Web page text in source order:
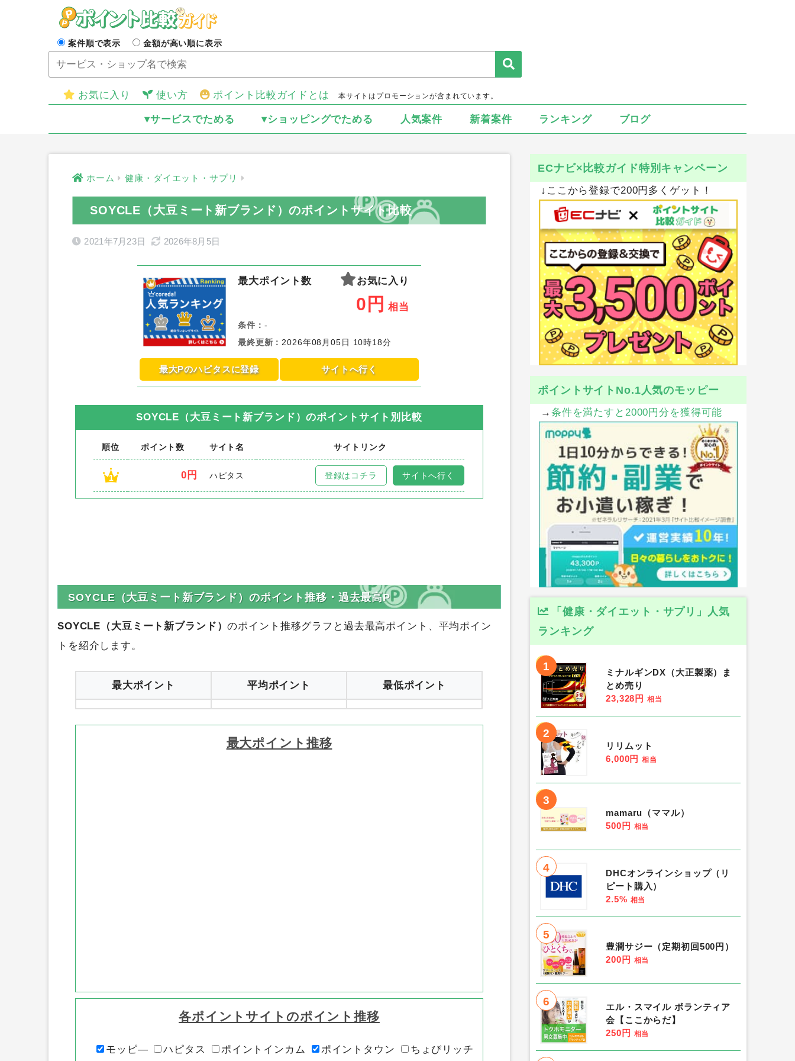
案件順で表示 金額が高い順に表示
お気に入り 使い方 ポイント比較ガイドとは 本サイトはプロモーションが含まれています。
▾サービスでためる ▾ショッピングでためる 人気案件 新着案件 ランキング ブログ
ホーム 健康・ダイエット・サプリ
SOYCLE（大豆ミート新ブランド）のポイントサイト比較
2021年7月23日 2026年8月5日
最大ポイント数 お気に入り
0 円 相当
条件： -
最終更新 ： 2026年08月05日 10時18分
最大Pのハピタスに登録 サイトへ行く
SOYCLE（大豆ミート新ブランド）のポイントサイト別比較
順位 ポイント数 サイト名 サイトリンク
1 0円 ハピタス 登録はコチラ サイトへ行く
SOYCLE（大豆ミート新ブランド）のポイント推移・過去最高P
SOYCLE（大豆ミート新ブランド）のポイント推移グラフと過去最高ポイント、平均ポイン
トを紹介します。
最大ポイント 平均ポイント 最低ポイント
最大ポイント推移
各ポイントサイトのポイント推移
モッピ― ハピタス ポイントインカム ポイントタウン ちょびリッチ
ECナビ×比較ガイド特別キャンペーン
↓ここから登録で200円多くゲット！
ポイントサイトNo.1人気のモッピー
→ 条件を満たすと2000円分を獲得可能
「健康・ダイエット・サプリ」人気
ランキング
1
ミナルギンDX（大正製薬）ま
とめ売り
23,328円 相当
2
リリムット
6,000円 相当
3
mamaru（ママル）
500円 相当
4
DHCオンラインショップ（リ
ピート購入）
2.5% 相当
5
豊潤サジー（定期初回500円）
200円 相当
6
エル・スマイル ボランティア
会【ここからだ】
250円 相当